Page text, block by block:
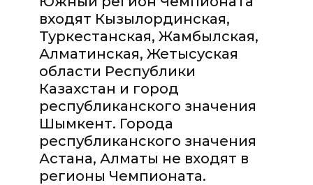
входят Кызылординская,
Туркестанская, Жамбылская,
Алматинская, Жетысуская
области Республики
Казахстан и город
республиканского значения
Шымкент. Города
республиканского значения
Астана, Алматы не входят в
регионы Чемпионата.